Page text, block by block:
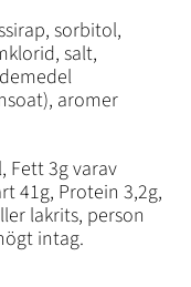
sorbitol,
salt,
aromer
Fett 3g varav
41g, Protein 3,2g,
lakrits, person
intag.